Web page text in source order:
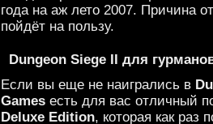
года на аж лето 2007. Причина
пойдёт на пользу.
Dungeon Siege II для
Если вы еще не наигрались в
Games есть для вас отличный
Deluxe Edition, которая как раз